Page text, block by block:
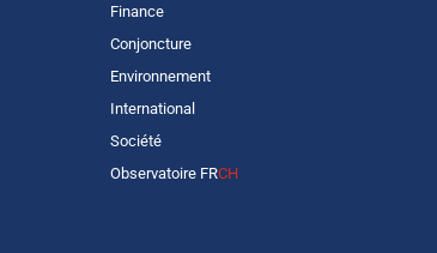
Finance
Conjoncture
Environnement
International
Société
Observatoire FRCH